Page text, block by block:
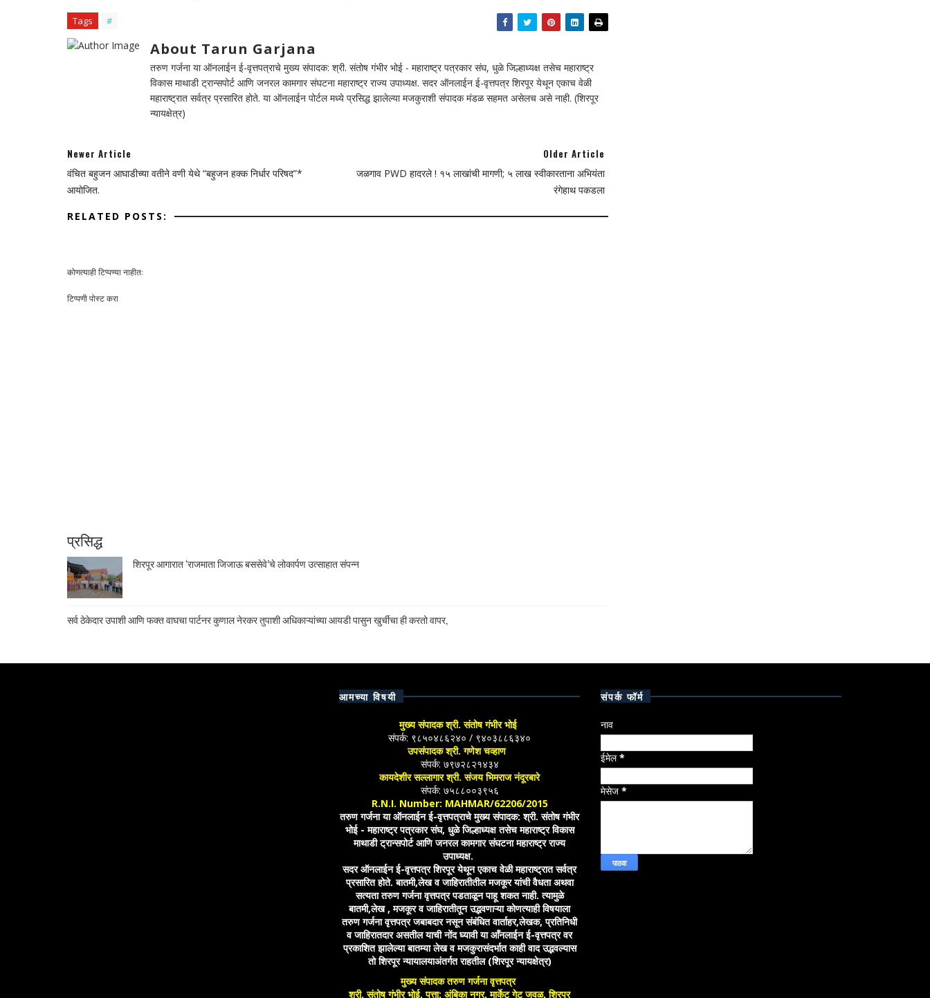
Tags #
About Tarun Garjana
तरुण गर्जना या ऑनलाईन ई-वृत्तपत्राचे मुख्य संपादक: श्री. संतोष गंभीर भोई - महाराष्ट्र पत्रकार संघ, धुळे जिल्हाध्यक्ष तसेच महाराष्ट्र
विकास माथाडी ट्रान्सपोर्ट आणि जनरल कामगार संघटना महाराष्ट्र राज्य उपाध्यक्ष. सदर ऑनलाईन ई-वृत्तपत्र शिरपूर येथून एकाच वेळी
महाराष्ट्रात सर्वत्र प्रसारित होते. या ऑनलाईन पोर्टल मध्ये प्रसिद्ध झालेल्या मजकुराशी संपादक मंडळ सहमत असेलच असे नाही. (शिरपूर
न्यायक्षेत्र)
Newer Article
वंचित बहुजन आघाडीच्या वतीने वणी येथे “बहुजन हक्क निर्धार परिषद”*
आयोजित.
Older Article
जळगाव PWD हादरले ! १५ लाखांची मागणी; ५ लाख स्वीकारताना अभियंता
रंगेहाथ पकडला
RELATED POSTS:
कोणत्याही टिप्पण्‍या नाहीत:
टिप्पणी पोस्ट करा
प्रसिद्ध
शिरपूर आगारात ‘राजमाता जिजाऊ बससेवे’चे लोकार्पण उत्साहात संपन्न
सर्व ठेकेदार उपाशी आणि फक्त वाघचा पार्टनर कुणाल नेरकर तुपाशी अधिकाऱ्यांच्या आयडी पासुन खुर्चीचा ही करतो वापर,
आमच्या विषयी
मुख्य संपादक श्री. संतोष गंभीर भोई
संपर्क: ९८५०४८६२४० / ९४०३८८६३४०
उपसंपादक श्री. गणेश चव्हाण
संपर्क: ७९७२८२१४३४
कायदेशीर सल्लागार श्री. संजय भिमराज नंदूरबारे
संपर्क: ७५८८००३९५६
R.N.I. Number: MAHMAR/62206/2015
तरुण गर्जना या ऑनलाईन ई-वृत्तपत्राचे मुख्य संपादक: श्री. संतोष गंभीर
भोई - महाराष्ट्र पत्रकार संघ, धुळे जिल्हाध्यक्ष तसेच महाराष्ट्र विकास
माथाडी ट्रान्सपोर्ट आणि जनरल कामगार संघटना महाराष्ट्र राज्य
उपाध्यक्ष.
सदर ऑनलाईन ई-वृत्तपत्र शिरपूर येथून एकाच वेळी महाराष्ट्रात सर्वत्र
प्रसारित होते. बातमी,लेख व जाहिरातीतील मजकूर यांची वैधता अथवा
सत्यता तरुण गर्जना वृत्तपत्र पडताळून पाहू शकत नाही. त्यामुळे
बातमी,लेख , मजकूर व जाहिरातीतून उद्भवणाऱ्या कोणत्याही विषयाला
तरुण गर्जना वृत्तपत्र जबाबदार नसून संबंधित वार्ताहर,लेखक, प्रतिनिधी
व जाहिरातदार असतील याची नोंद घ्यावी या आँनलाईन ई-वृत्तपत्र वर
प्रकाशित झालेल्या बातम्या लेख व मजकुरासंदर्भात काही वाद उद्भवल्यास
तो शिरपूर न्यायालयाअंतर्गत राहतील (शिरपूर न्यायक्षेत्र)
मुख्य संपादक तरुण गर्जना वृत्तपत्र
श्री. संतोष गंभीर भोई, पत्ता: अंबिका नगर, मार्केट गेट जवळ, शिरपूर
संपर्क फॉर्म
नाव
ईमेल*
मेसेज *